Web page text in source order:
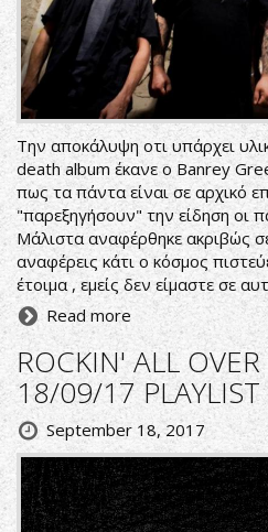
Tην αποκάλυψη οτι υπάρχει
death album έκανε ο Banrey
πως τα πάντα είναι σε αρχικό
"παρεξηγήσουν" την είδηση οι
Μάλιστα αναφέρθηκε ακριβώς
αναφέρεις κάτι ο κόσμος
έτοιμα , εμείς δεν είμαστε σε
Read more
ROCKIN' ALL
18/09/17 PLAYLIST
September 18, 2017